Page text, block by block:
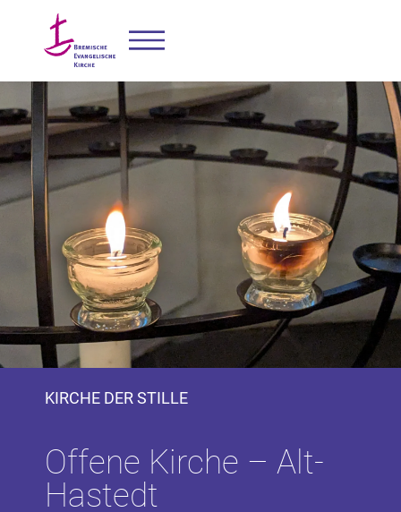
KIRCHE DER STILLE
Offene Kirche – Alt-
Hastedt